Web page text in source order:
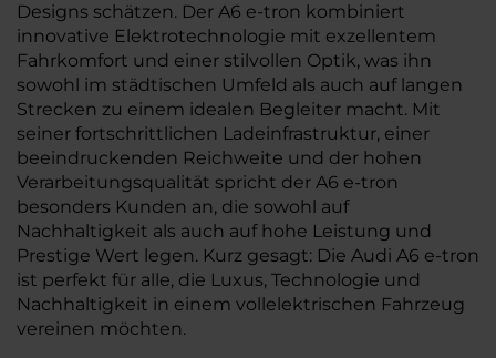
Designs schätzen. Der A6 e-tron kombiniert
innovative Elektrotechnologie mit exzellentem
Fahrkomfort und einer stilvollen Optik, was ihn
sowohl im städtischen Umfeld als auch auf langen
Strecken zu einem idealen Begleiter macht. Mit
seiner fortschrittlichen Ladeinfrastruktur, einer
beeindruckenden Reichweite und der hohen
Verarbeitungsqualität spricht der A6 e-tron
besonders Kunden an, die sowohl auf
Nachhaltigkeit als auch auf hohe Leistung und
Prestige Wert legen. Kurz gesagt: Die Audi A6 e-tron
ist perfekt für alle, die Luxus, Technologie und
Nachhaltigkeit in einem vollelektrischen Fahrzeug
vereinen möchten.